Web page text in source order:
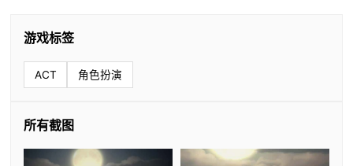
游戏标签
ACT 角色扮演
所有截图